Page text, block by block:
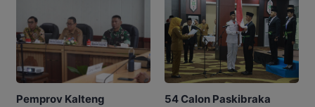
Pemprov Kalteng
54 Calon Paskibraka